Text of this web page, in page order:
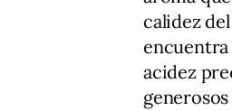
calidez
encuentra
acidez